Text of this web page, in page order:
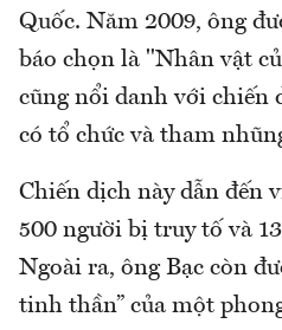
Quốc. Năm 2009, ông
báo chọn là "Nhân vật
cũng nổi danh với chiến
có tổ chức và tham
Chiến dịch này dẫn đến
500 người bị truy tố và
Ngoài ra, ông Bạc còn
tinh thần” của một